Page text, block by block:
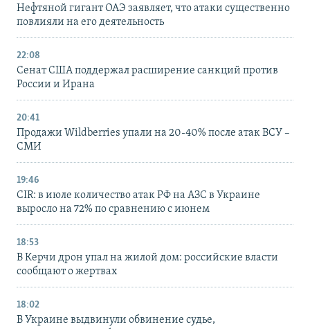
Нефтяной гигант ОАЭ заявляет, что атаки существенно
повлияли на его деятельность
22:08
Сенат США поддержал расширение санкций против
России и Ирана
20:41
Продажи Wildberries упали на 20-40% после атак ВСУ –
СМИ
19:46
CIR: в июле количество атак РФ на АЗС в Украине
выросло на 72% по сравнению с июнем
18:53
В Керчи дрон упал на жилой дом: российские власти
сообщают о жертвах
18:02
В Украине выдвинули обвинение судье,